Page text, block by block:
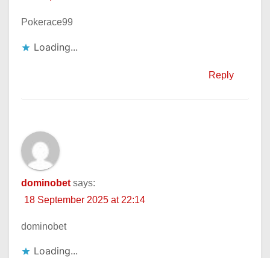
Pokerace99
Loading...
Reply
dominobet says:
18 September 2025 at 22:14
dominobet
Loading...